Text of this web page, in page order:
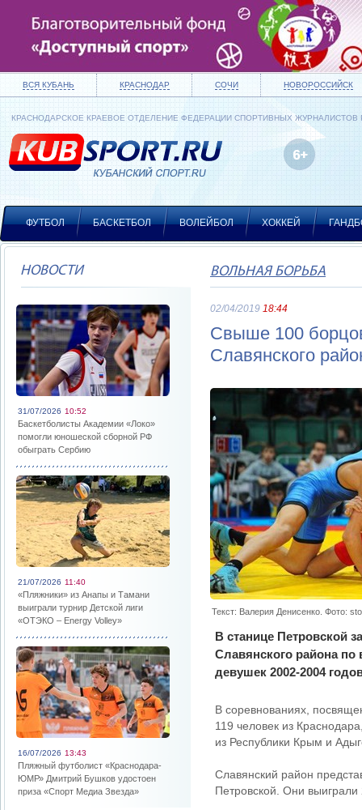
ВСЯ КУБАНЬ КРАСНОДАР СОЧИ НОВОРОССИЙСК
КРАСНОДАРСКОЕ КРАЕВОЕ ОТДЕЛЕНИЕ ФЕДЕРАЦИИ СПОРТИВНЫХ ЖУРНАЛИСТОВ
ФУТБОЛ БАСКЕТБОЛ ВОЛЕЙБОЛ ХОККЕЙ
НОВОСТИ
31/07/2026 10:52
Баскетболисты Академии «Локо»
помогли юношеской сборной РФ
обыграть Сербию
21/07/2026 11:40
«Пляжники» из Анапы и Тамани
выиграли турнир Детской лиги
«ОТЭКО – Energy Volley»
16/07/2026 13:43
Пляжный футболист «Краснодара-
ЮМР» Дмитрий Бушков удостоен
приза «Спорт Медиа Звезда»
ВОЛЬНАЯ БОРЬБА
02/04/2019 18:44
Свыше 100
Славянского
Текст: Валерия Денисенко. Фото:
В станице Петровской
Славянского района
девушек 2002-2004
В соревнованиях,
119 человек из
из Республики Крым и
Славянский район
Петровской. Они